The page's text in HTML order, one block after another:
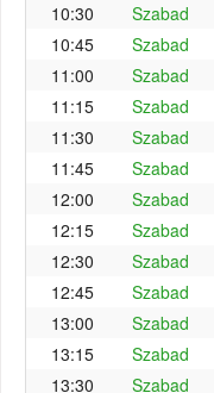
10:30
Szabad
10:45
Szabad
11:00
Szabad
11:15
Szabad
11:30
Szabad
11:45
Szabad
12:00
Szabad
12:15
Szabad
12:30
Szabad
12:45
Szabad
13:00
Szabad
13:15
Szabad
13:30
Szabad